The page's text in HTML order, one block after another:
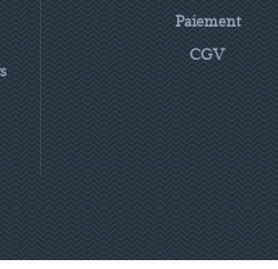
Paiement
CGV